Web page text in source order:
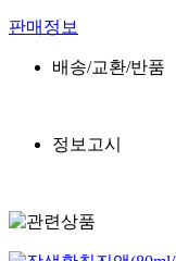
판매정보
배송/교환/반품
정보고시